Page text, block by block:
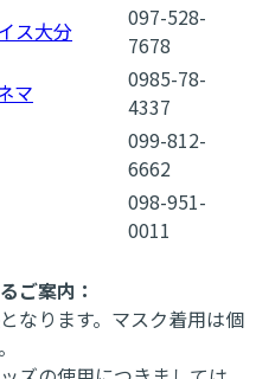
ス大分
097-528-
7678
マ
0985-78-
4337
099-812-
6662
098-951-
0011
ご案内：
なります。マスク着用は個